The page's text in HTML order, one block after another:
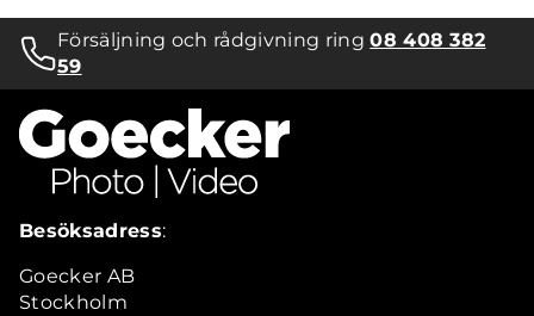
Försäljning och rådgivning ring08 408 382
59
Besöksadress:
Goecker AB
Stockholm